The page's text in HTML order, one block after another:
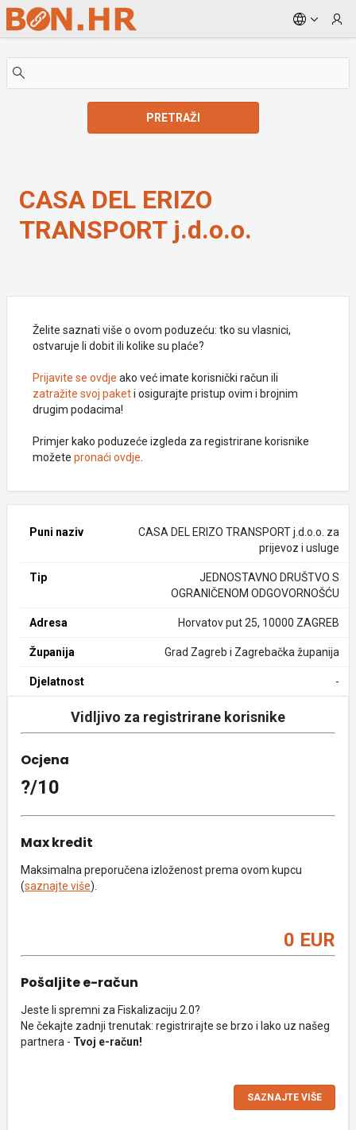
Skip to Main Content
PRETRAŽI
CASA DEL ERIZO
TRANSPORT j.d.o.o.
Želite saznati više o ovom poduzeću: tko su vlasnici,
ostvaruje li dobit ili kolike su plaće?
Prijavite se ovdje ako već imate korisnički račun ili
zatražite svoj paketi osigurajte pristup ovim i brojnim
drugim podacima!
Primjer kako poduzeće izgleda za registrirane korisnike
možete pronaći ovdje
Puni naziv
CASA DEL ERIZO TRANSPORT j.d.o.o. za
prijevoz i usluge
Tip
JEDNOSTAVNO DRUŠTVO S
OGRANIČENOM ODGOVORNOŠĆU
Adresa Horvatov put 25, 10000 ZAGREB
Županija Grad Zagreb i Zagrebačka županija
Djelatnost -
Vidljivo za registrirane korisnike
Ocjena
?/10
Max kredit
Maksimalna preporučena izloženost prema ovom kupcu
(saznajte više).
0 EUR
Pošaljite e-račun
Jeste li spremni za Fiskalizaciju 2.0?
Ne čekajte zadnji trenutak: registrirajte se brzo i lako uz našeg
partnera - Tvoj e-račun!
SAZNAJTE VIŠE